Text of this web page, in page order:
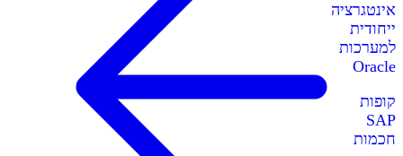
אינטגרציה
ייחודית
למערכות
Oracle
קופות
SAP
חכמות